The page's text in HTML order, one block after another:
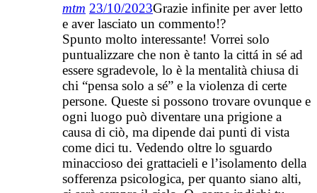
mtm 23/10/2023Grazie infinite per aver letto
e aver lasciato un commento!?
Spunto molto interessante! Vorrei solo
puntualizzare che non è tanto la cittá in sé ad
essere sgradevole, lo è la mentalità chiusa di
chi “pensa solo a sé” e la violenza di certe
persone. Queste si possono trovare ovunque e
ogni luogo può diventare una prigione a
causa di ciò, ma dipende dai punti di vista
come dici tu. Vedendo oltre lo sguardo
minaccioso dei grattacieli e l’isolamento della
sofferenza psicologica, per quanto siano alti,